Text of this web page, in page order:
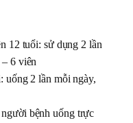
12 tuổi: sử dụng 2 lần
6 viên
2 lần mỗi ngày,
bệnh uống trực